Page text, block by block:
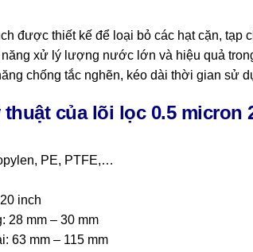
được thiết kế để loại bỏ các hạt cặn,
xử lý lượng nước lớn và hiệu quả
chống tắc nghẽn, kéo dài thời gian sử
của lõi lọc 0.5 micron
PE, PTFE,…
inch
28 mm – 30 mm
63 mm – 115 mm